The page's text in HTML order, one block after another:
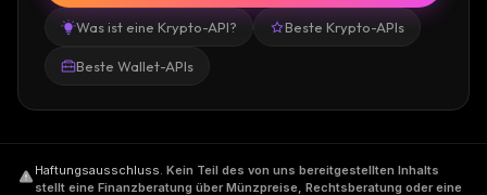
Was ist eine Krypto-API? Beste Krypto-APIs
Beste Wallet-APIs
Haftungsausschluss. Kein Teil des von uns bereitgestellten Inhalts
stellt eine Finanzberatung über Münzpreise, Rechtsberatung oder eine